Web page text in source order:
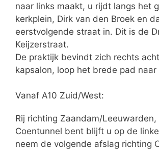
naar links maakt, u rijdt langs het
kerkplein, Dirk van den Broek en
eerstvolgende straat in. Dit is de
Keijzerstraat.
De praktijk bevindt zich rechts
kapsalon, loop het brede pad naar
Vanaf A10 Zuid/West:
Rij richting Zaandam/
Coentunnel bent blijft u op de
neem de volgende afslag richting